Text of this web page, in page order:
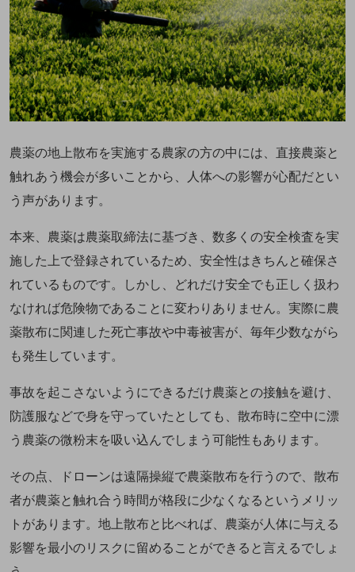
農薬の地上散布を実施する農家の方の中には、直接農薬と
触れあう機会が多いことから、人体への影響が心配だとい
う声があります。
本来、農薬は農薬取締法に基づき、数多くの安全検査を実
施した上で登録されているため、安全性はきちんと確保さ
れているものです。しかし、どれだけ安全でも正しく扱わ
なければ危険物であることに変わりありません。実際に農
薬散布に関連した死亡事故や中毒被害が、毎年少数ながら
も発生しています。
事故を起こさないようにできるだけ農薬との接触を避け、
防護服などで身を守っていたとしても、散布時に空中に漂
う農薬の微粉末を吸い込んでしまう可能性もあります。
その点、ドローンは遠隔操縦で農薬散布を行うので、散布
者が農薬と触れ合う時間が格段に少なくなるというメリッ
トがあります。地上散布と比べれば、農薬が人体に与える
影響を最小のリスクに留めることができると言えるでしょ